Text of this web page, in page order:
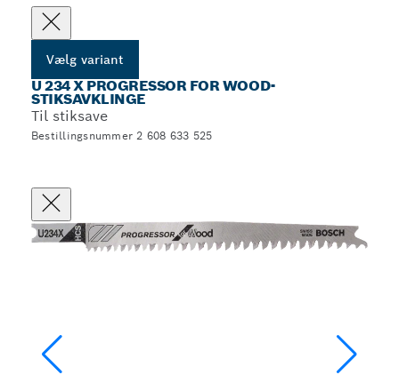
Vælg variant
U 234 X PROGRESSOR FOR WOOD-
STIKSAVKLINGE
Til stiksave
Bestillingsnummer 2 608 633 525